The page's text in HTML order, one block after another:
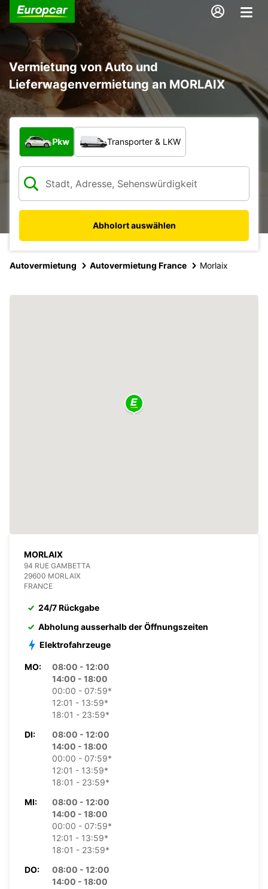
Vermietung von Auto und
Lieferwagenvermietung an MORLAIX
Welche Art von Fahrzeug?
Pkw Transporter & LKW
Abholort auswählen
Autovermietung Autovermietung France Morlaix
MORLAIX
94 RUE GAMBETTA
29600 MORLAIX
FRANCE
24/7 Rückgabe
Abholung ausserhalb der Öffnungszeiten
Elektrofahrzeuge
MO:
08:00 - 12:00
14:00 - 18:00
00:00 - 07:59*
12:01 - 13:59*
18:01 - 23:59*
DI:
08:00 - 12:00
14:00 - 18:00
00:00 - 07:59*
12:01 - 13:59*
18:01 - 23:59*
MI:
08:00 - 12:00
14:00 - 18:00
00:00 - 07:59*
12:01 - 13:59*
18:01 - 23:59*
DO:
08:00 - 12:00
14:00 - 18:00